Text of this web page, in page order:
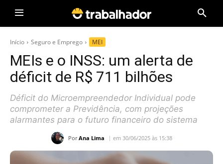
Início Seguro e Emprego MEI
MEIs e o INSS: um alerta de
déficit de R$ 711 bilhões
Déficit do Microempreendedor Individual pode
comprometer a Previdência, com projeções
alarmantes para o futuro financeiro do sistema
Por Ana Lima em 30/06/2025 às 15:38